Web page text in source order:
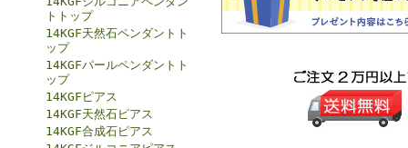
トトップ
14KGF天然石ペンダントト
ップ
14KGFパールペンダントト
ップ
14KGFピアス
14KGF天然石ピアス
14KGF合成石ピアス